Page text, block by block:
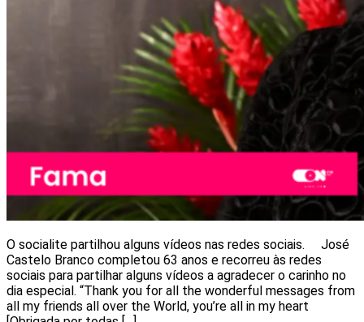
O socialite partilhou alguns vídeos nas redes sociais. José
Castelo Branco completou 63 anos e recorreu às redes
sociais para partilhar alguns vídeos a agradecer o carinho no
dia especial. “Thank you for all the wonderful messages from
all my friends all over the World, you’re all in my heart